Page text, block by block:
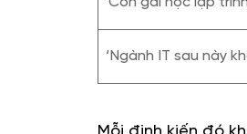
‘Ngành IT sau này